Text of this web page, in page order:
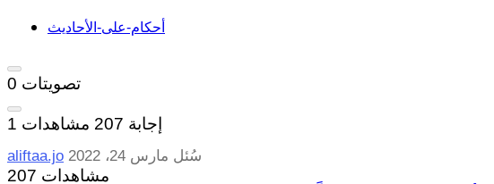
أحكام-على-الأحاديث
0 تصويتات
1 إجابة 207 مشاهدات
aliftaa.jo سُئل مارس 24، 2022
207 مشاهدات